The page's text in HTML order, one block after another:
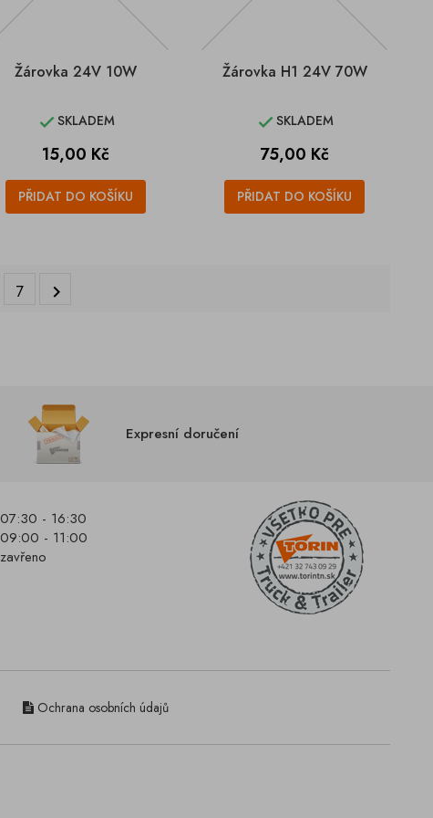
Žárovka 24V 10W
SKLADEM
Cena
15,00 Kč
PŘIDAT DO KOŠÍKU
Žárovka H1 24V 70W
SKLADEM
Cena
75,00 Kč
PŘIDAT DO KOŠÍKU
7 
Expresní doručení
07:30 - 16:30
09:00 - 11:00
zavřeno
Ochrana osobních údajů